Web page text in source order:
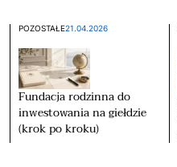
POZOSTAŁE21.04.2026
Fundacja rodzinna do
inwestowania na giełdzie
(krok po kroku)